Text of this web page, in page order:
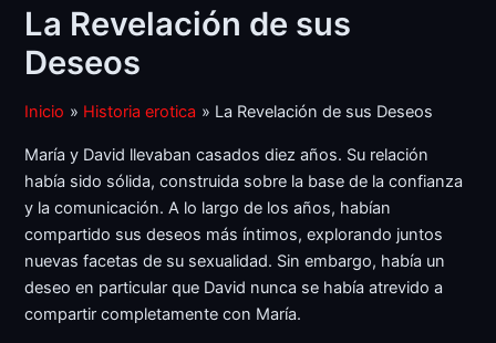
La Revelación de sus
Deseos
Inicio Historia erotica La Revelación de sus Deseos
María y David llevaban casados diez años. Su relación
había sido sólida, construida sobre la base de la confianza
y la comunicación. A lo largo de los años, habían
compartido sus deseos más íntimos, explorando juntos
nuevas facetas de su sexualidad. Sin embargo, había un
deseo en particular que David nunca se había atrevido a
compartir completamente con María.